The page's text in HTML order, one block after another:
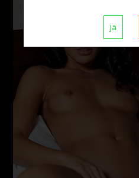
Jā